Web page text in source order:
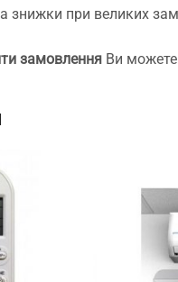
знижки при великих
замовлення Ви